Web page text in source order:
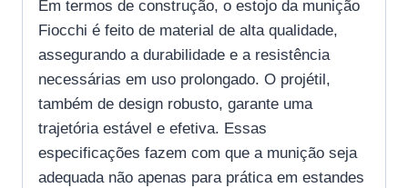
Em termos de construção, o estojo da munição
Fiocchi é feito de material de alta qualidade,
assegurando a durabilidade e a resistência
necessárias em uso prolongado. O projétil,
também de design robusto, garante uma
trajetória estável e efetiva. Essas
especificações fazem com que a munição seja
adequada não apenas para prática em estandes